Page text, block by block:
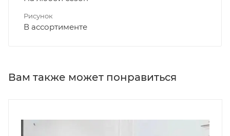
Рисунок
В ассортименте
Вам также может понравиться